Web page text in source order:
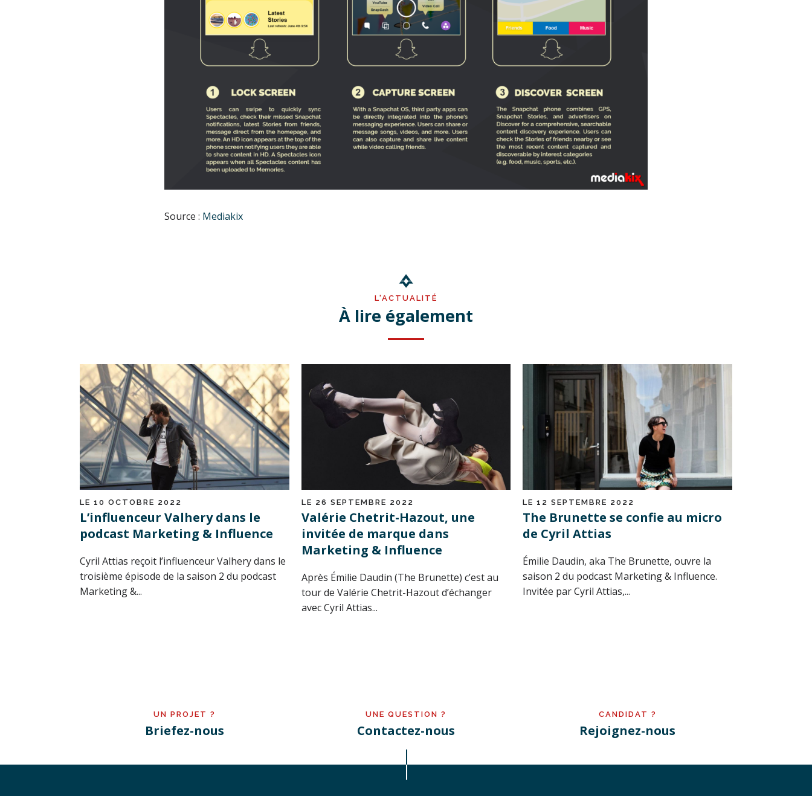
Source : Mediakix
L'ACTUALITÉ
À lire également
LE 10 OCTOBRE 2022
L’influenceur Valhery dans le
podcast Marketing & Influence
Cyril Attias reçoit l’influenceur Valhery dans le
troisième épisode de la saison 2 du podcast
Marketing &...
LE 26 SEPTEMBRE 2022
Valérie Chetrit-Hazout, une
invitée de marque dans
Marketing & Influence
Après Émilie Daudin (The Brunette) c’est au
tour de Valérie Chetrit-Hazout d’échanger
avec Cyril Attias...
LE 12 SEPTEMBRE 2022
The Brunette se confie au micro
de Cyril Attias
Émilie Daudin, aka The Brunette, ouvre la
saison 2 du podcast Marketing & Influence.
Invitée par Cyril Attias,...
UN PROJET ?
Briefez-nous
UNE QUESTION ?
Contactez-nous
CANDIDAT ?
Rejoignez-nous